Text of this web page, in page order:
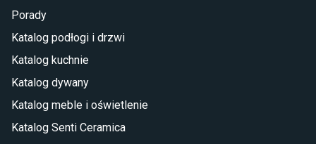
Porady
Katalog podłogi i drzwi
Katalog kuchnie
Katalog dywany
Katalog meble i oświetlenie
Katalog Senti Ceramica